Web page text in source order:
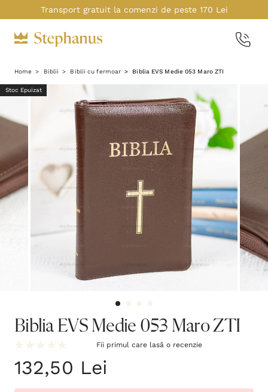
Transport gratuit la comenzi de peste 170 Lei
Home Biblii Biblii cu fermoar Biblia EVS Medie 053 Maro ZTI
Stoc Epuizat
Biblia EVS Medie 053 Maro ZTI
Fii primul care lasă o recenzie
132,50 Lei